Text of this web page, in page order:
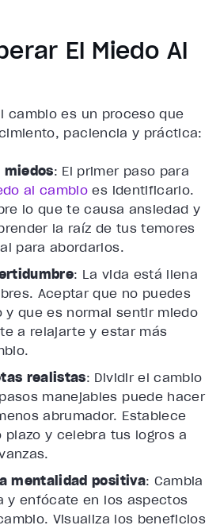
El Miedo Al
cambio es un proceso que
paciencia y práctica:
miedos: El primer paso para
al cambio es identificarlo.
lo que te causa ansiedad y
la raíz de tus temores
para abordarlos.
: La vida está llena
Aceptar que no puedes
y que es normal sentir miedo
a relajarte y estar más
realistas: Dividir el cambio
manejables puede hacer
abrumador. Establece
y celebra tus logros a
mentalidad positiva: Cambia
y enfócate en los aspectos
Visualiza los beneficios